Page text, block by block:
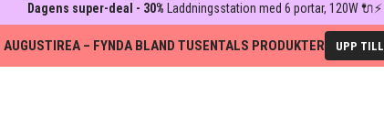
Dagens super-deal - 30% Laddningsstation med 6 portar, 120W 🔌⚡
AUGUSTIREA – FYNDA BLAND TUSENTALS PRODUKTER UPP TILL